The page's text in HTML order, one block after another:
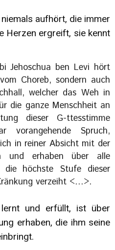
aufhört, die immer
Herzen ergreift, sie kennt
Jehoschua ben Levi hört
Choreb, sondern auch
welcher das Weh in
die ganze Menschheit an
dieser G-ttesstimme
vorangehende Spruch,
in reiner Absicht mit der
und erhaben über alle
höchste Stufe dieser
verzeiht <…>.
lernt und erfüllt, ist über
erhaben, die ihm seine